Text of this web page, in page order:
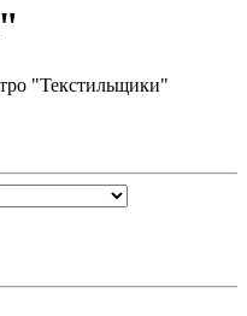
"Текстильщики"